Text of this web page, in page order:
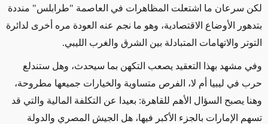
لكن سرعان ما اشتعلت المظاهرات في العاصمة "طرابلس" منددة
بتدهور الأوضاع الاقتصادية، وهو ما نجم عنه العودة مره أخرى لدائرة
التوتر والاتهامات المتبادلة بين الشرق والغرب الليبي.
وفي مشهد بهذا التعقيد يصعب التكهن بما سيحدث، وهل ستندلع
حرب في ليبيا أم لا، الفرص متساوية والخيارات جميعها مطروحة،
وهنا يصبح السؤال الأهم للقاهرة: بعيدا عن التكلفة المالية والتي قد
تسهم الإمارات بالجزء الأكبر فيها، هل الجيش المصري والدولة